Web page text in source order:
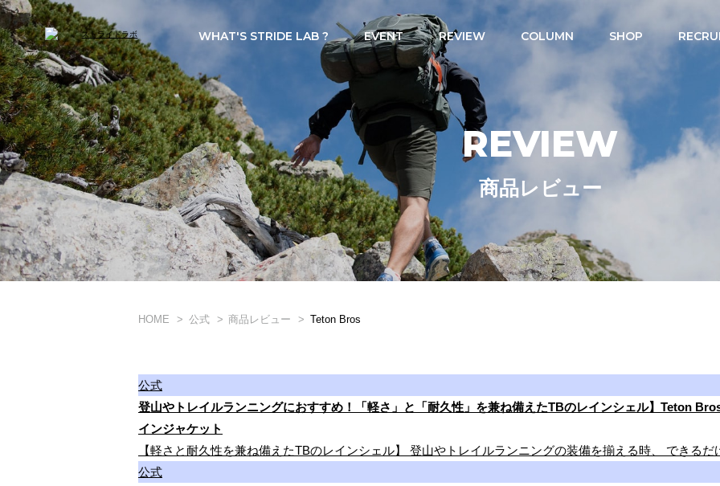
WHAT'S STRIDE LAB ? EVENT REVIEW COLUMN SHOP
REVIEW
商品レビュー
HOME 公式 商品レビュー Teton Bros
公式
登山やトレイルランニングにおすすめ！「軽さ」と「耐久性」を兼ね備えたTBのレインシェル】Teton
インジャケット
【軽さと耐久性を兼ね備えたTBのレインシェル】 登山やトレイルランニングの装備を揃える時、 できる
公式